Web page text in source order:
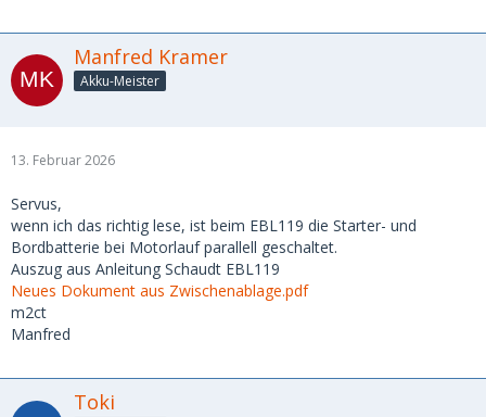
Manfred Kramer
Akku-Meister
13. Februar 2026
Servus,
wenn ich das richtig lese, ist beim EBL119 die Starter- und
Bordbatterie bei Motorlauf parallell geschaltet.
Auszug aus Anleitung Schaudt EBL119
Neues Dokument aus Zwischenablage.pdf
m2ct
Manfred
Toki